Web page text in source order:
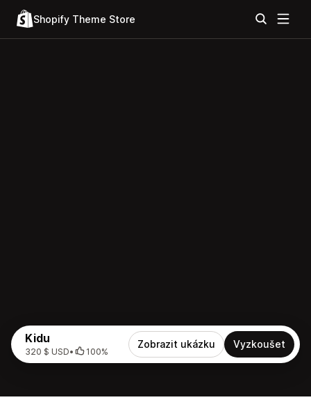
Shopify Theme Store
Kidu
320 $ USD• 100%
Zobrazit ukázku Vyzkoušet